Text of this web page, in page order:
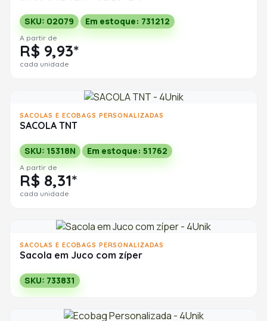
SKU: 02079 Em estoque: 731212
A partir de
R$ 9,93*
cada unidade
SACOLAS E ECOBAGS PERSONALIZADAS
SACOLA TNT
SKU: 15318N Em estoque: 51762
A partir de
R$ 8,31*
cada unidade
SACOLAS E ECOBAGS PERSONALIZADAS
Sacola em Juco com zíper
SKU: 733831